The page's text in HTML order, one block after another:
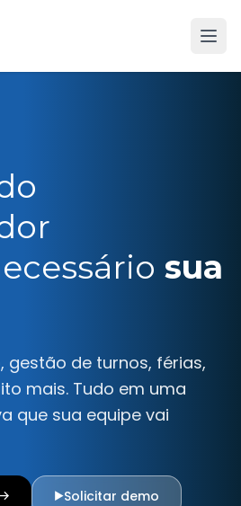
Tweem
sua
gestão de turnos, férias,
mais. Tudo em uma
que sua equipe vai
▶Solicitar demo